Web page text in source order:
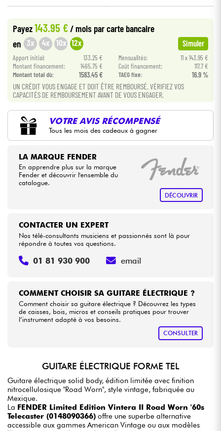
Eveil Musical
Câbles & Access.
HiFi
Packs
•
• Star'SMusic
Payez143.95 €/ mois par carte bancaire
en 3x 4x 10x 12x Simuler
Apport initial: 133.25 € Mensualités:
11 x 143.95 €
Montant financement:
1465.75 € Coût financement:
117.7 €
Montant total dù:
1583.45 € TAEG fixe: 16.9 %
UN CRÉDIT VOUS ENGAGE ET DOIT ÊTRE REMBOURSÉ. VÉRIFIEZ VOS
CAPACITÉS DE REMBOURSEMENT AVANT DE VOUS ENGAGER.
VOTRE AVIS RÉCOMPENSÉ
Tous les mois des cadeaux à gagner
LA MARQUE FENDER
En apprendre plus sur la marque
Fender et découvrir l'ensemble du
catalogue.
DÉCOUVRIR
COMMENT CHOISIR SA GUITARE ÉLECTRIQUE ?
Comment choisir sa guitare électrique ? Découvrez les types
de caisses, bois, micros et conseils pratiques pour trouver
l’instrument adapté à vos besoins.
CONSULTER
CONTACTER UN EXPERT
Nos télé-consultants musiciens et passionnés sont là pour
répondre à toutes vos questions.
01 81 930 900 email
GUITARE ÉLECTRIQUE FORME TEL
Guitare électrique solid body, édition limitée avec finition
nitrocellulosique "Road Worn", style vintage, fabriquée au
Mexique.
La FENDER Limited Edition Vintera II Road Worn '60s
Telecaster (0148090366) offre une superbe alternative
accessible aux gammes American Vintage ou aux modèles